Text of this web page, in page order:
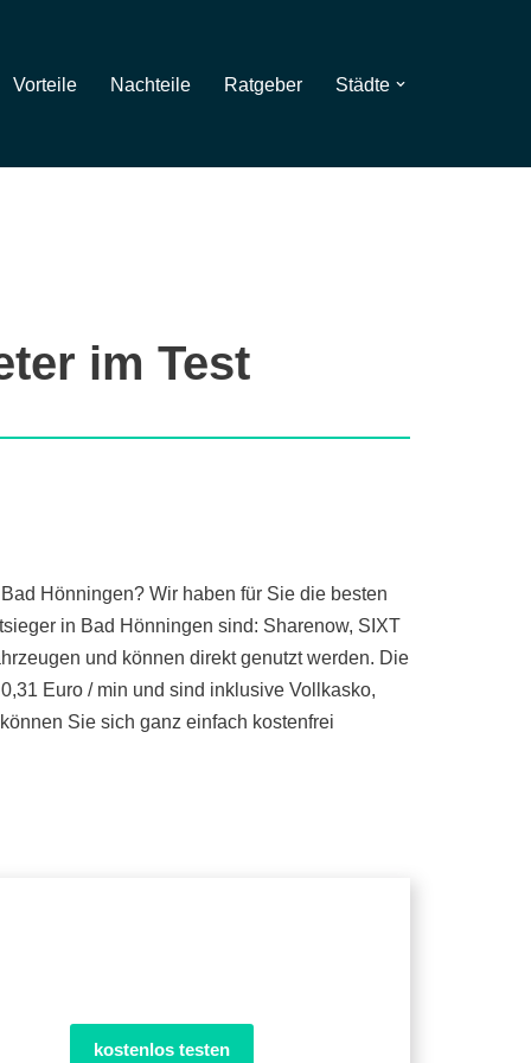
Vorteile Nachteile Ratgeber Städte
im Test
Hönningen? Wir haben für Sie die besten
in Bad Hönningen sind: Sharenow, SIXT
und können direkt genutzt werden. Die
Euro / min und sind inklusive Vollkasko,
Sie sich ganz einfach kostenfrei
kostenlos testen